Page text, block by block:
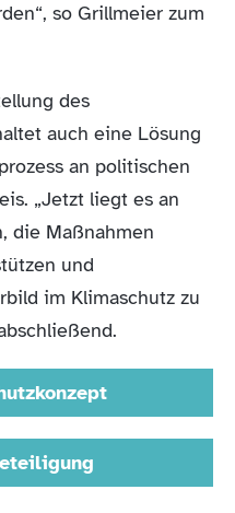
so Grillmeier zum
des
auch eine Lösung
an politischen
„Jetzt liegt es an
die Maßnahmen
und
im Klimaschutz zu